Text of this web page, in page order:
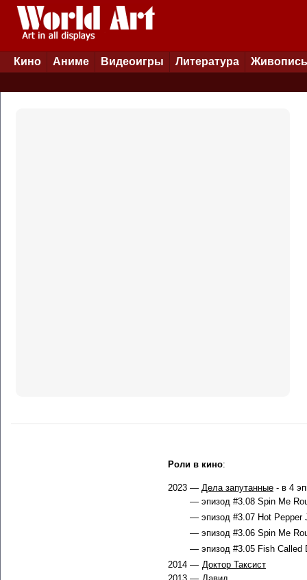
Кино Аниме Видеоигры Литература Живопись
Роли в кино:
2023 — Дела запутанные - в 4
— эпизод #3.08 Spin Me
— эпизод #3.07 Hot Pepper
— эпизод #3.06 Spin Me
— эпизод #3.05 Fish Called
2014 — Доктор Таксист